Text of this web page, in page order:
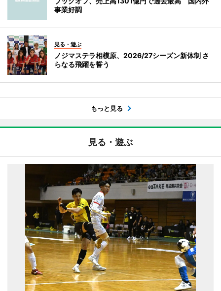
事業好調
見る・遊ぶ
ノジマステラ相模原、2026/27シーズン新体制 さ
らなる飛躍を誓う
もっと見る
見る・遊ぶ